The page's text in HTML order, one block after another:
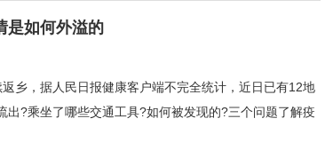
是如何外溢的
乡，据人民日报健康客户端不完全统计，近日已有12地
?乘坐了哪些交通工具?如何被发现的?三个问题了解疫